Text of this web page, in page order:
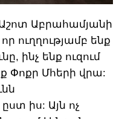
Աբրահամյանի
ուղղությամբ ենք
ինչ ենք ուզում
Փոքր Մհերի վրա:
իս: Այն ոչ